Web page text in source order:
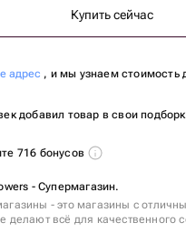
Купить сейчас
адрес , и мы узнаем стоимость
добавил товар в свои
716 бонусов
- Супермагазин.
- это магазины с
делают всё для качественного